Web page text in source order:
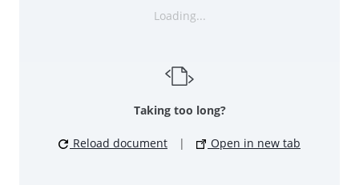
Loading...
Taking too long?
Reload document | Open in new tab